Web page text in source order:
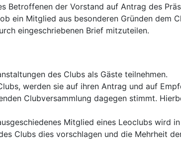
Betroffenen der Vorstand auf Antrag des
ein Mitglied aus besonderen Gründen dem
eingeschriebenen Brief mitzuteilen.
des Clubs als Gäste teilnehmen.
werden sie auf ihren Antrag und auf
Clubversammlung dagegen stimmt.
Mitglied eines Leoclubs wird
Clubs dies vorschlagen und die Mehrheit